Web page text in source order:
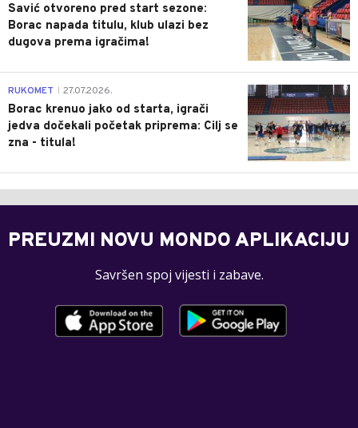
Savić otvoreno pred start sezone:
Borac napada titulu, klub ulazi bez
dugova prema igračima!
0
RUKOMET 27.07.2026.
Borac krenuo jako od starta, igrači
jedva dočekali početak priprema: Cilj se
zna - titula!
PREUZMI NOVU MONDO APLIKACIJU
Savršen spoj vijesti i zabave.